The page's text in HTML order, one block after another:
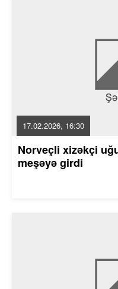
17.02.2026, 16:30
Norveçli xizəkçi
meşəyə girdi